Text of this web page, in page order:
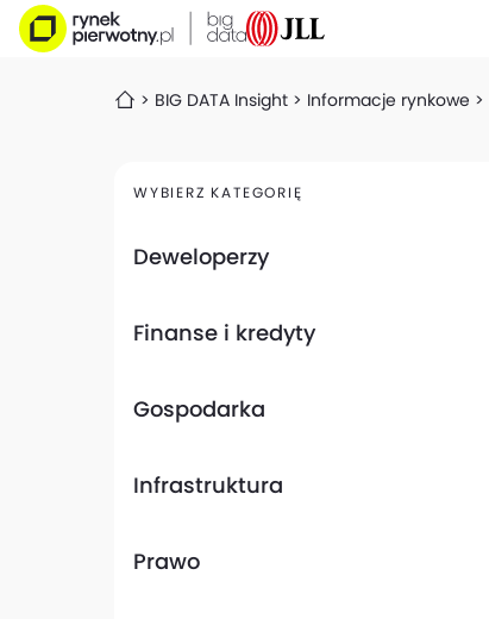
BIG DATA Insight Informacje rynkowe
WYBIERZ KATEGORIĘ
Deweloperzy
Finanse i kredyty
Gospodarka
Infrastruktura
Prawo